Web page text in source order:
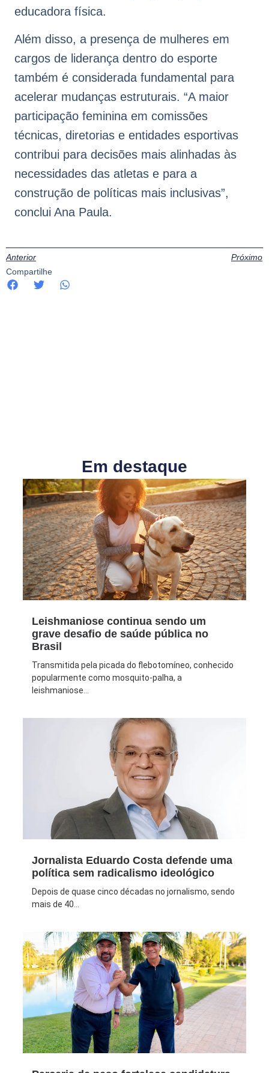
educadora física.
Além disso, a presença de mulheres em
cargos de liderança dentro do esporte
também é considerada fundamental para
acelerar mudanças estruturais. “A maior
participação feminina em comissões
técnicas, diretorias e entidades esportivas
contribui para decisões mais alinhadas às
necessidades das atletas e para a
construção de políticas mais inclusivas”,
conclui Ana Paula.
Anterior
Próximo
Compartilhe
Em destaque
Leishmaniose continua sendo um
grave desafio de saúde pública no
Brasil
Transmitida pela picada do flebotomíneo, conhecido
popularmente como mosquito-palha, a
leishmaniose...
Jornalista Eduardo Costa defende uma
política sem radicalismo ideológico
Depois de quase cinco décadas no jornalismo, sendo
mais de 40...